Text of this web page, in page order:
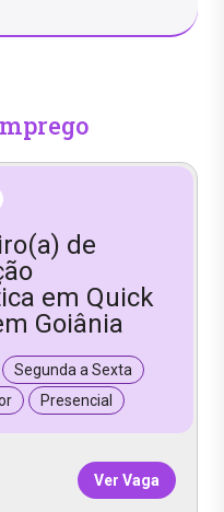
de
em Quick
Goiânia
Segunda a Sexta
Presencial
Ver Vaga